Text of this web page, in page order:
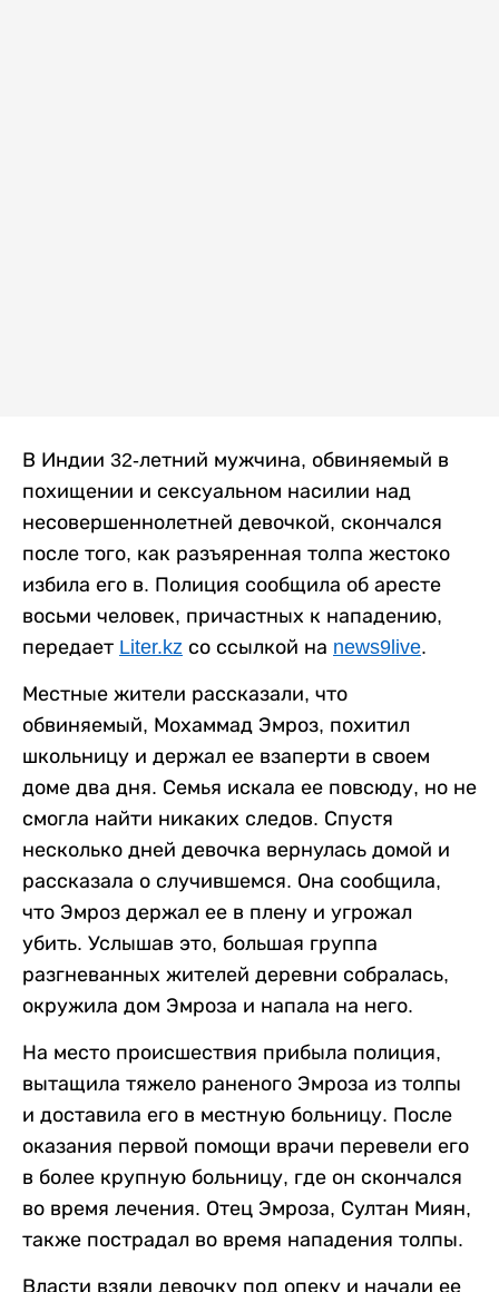
В Индии 32-летний мужчина, обвиняемый в
похищении и сексуальном насилии над
несовершеннолетней девочкой, скончался
после того, как разъяренная толпа жестоко
избила его в. Полиция сообщила об аресте
восьми человек, причастных к нападению,
передает Liter.kz со ссылкой на news9live.
Местные жители рассказали, что
обвиняемый, Мохаммад Эмроз, похитил
школьницу и держал ее взаперти в своем
доме два дня. Семья искала ее повсюду, но не
смогла найти никаких следов. Спустя
несколько дней девочка вернулась домой и
рассказала о случившемся. Она сообщила,
что Эмроз держал ее в плену и угрожал
убить. Услышав это, большая группа
разгневанных жителей деревни собралась,
окружила дом Эмроза и напала на него.
На место происшествия прибыла полиция,
вытащила тяжело раненого Эмроза из толпы
и доставила его в местную больницу. После
оказания первой помощи врачи перевели его
в более крупную больницу, где он скончался
во время лечения. Отец Эмроза, Султан Миян,
также пострадал во время нападения толпы.
Власти взяли девочку под опеку и начали ее